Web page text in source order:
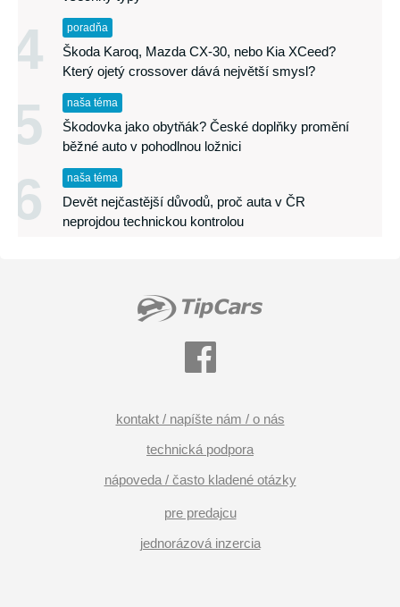
4 poradňa
Škoda Karoq, Mazda CX-30, nebo Kia XCeed?
Který ojetý crossover dává největší smysl?
5 naša téma
Škodovka jako obytňák? České doplňky promění
běžné auto v pohodlnou ložnici
6 naša téma
Devět nejčastější důvodů, proč auta v ČR
neprojdou technickou kontrolou
kontakt / napíšte nám / o nás
technická podpora
nápoveda / často kladené otázky
pre predajcu
jednorázová inzercia